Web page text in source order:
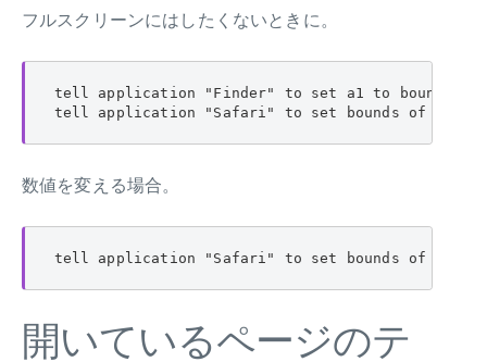
フルスクリーンにはしたくないときに。
tell application "Finder" to set a1 to bounds of
tell application "Safari" to set bounds of
数値を変える場合。
tell application "Safari" to set bounds of
開いているページのテ